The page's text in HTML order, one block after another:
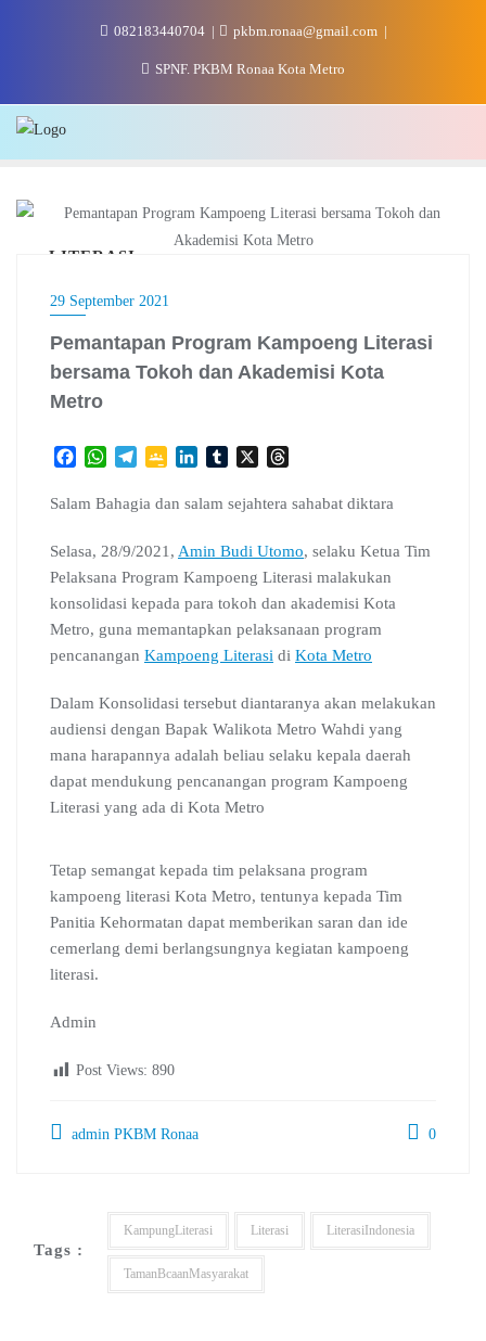
082183440704 pkbm.ronaa@gmail.com
SPNF. PKBM Ronaa Kota Metro
LITERASI
29 September 2021
Pemantapan Program Kampoeng Literasi
bersama Tokoh dan Akademisi Kota
Metro
c
o
k
W
a
s
p
p
l
g
a
m
G
o
e
C
l
a
s
o
m
n
e
d
I
n
m
l
r
X
r
d
s
Salam Bahagia dan salam sejahtera sahabat diktara
Selasa, 28/9/2021, Amin Budi Utomo, selaku Ketua Tim
Pelaksana Program Kampoeng Literasi malakukan
konsolidasi kepada para tokoh dan akademisi Kota
Metro, guna memantapkan pelaksanaan program
pencanangan Kampoeng Literasi di Kota Metro
Dalam Konsolidasi tersebut diantaranya akan melakukan
audiensi dengan Bapak Walikota Metro Wahdi yang
mana harapannya adalah beliau selaku kepala daerah
dapat mendukung pencanangan program Kampoeng
Literasi yang ada di Kota Metro
Tetap semangat kepada tim pelaksana program
kampoeng literasi Kota Metro, tentunya kepada Tim
Panitia Kehormatan dapat memberikan saran dan ide
cemerlang demi berlangsungnya kegiatan kampoeng
literasi.
Admin
Post Views: 890
admin PKBM Ronaa 0
Tags :
KampungLiterasi Literasi LiterasiIndonesia
TamanBcaanMasyarakat